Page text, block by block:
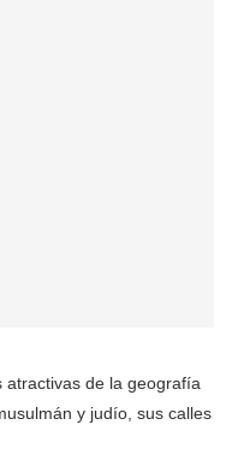
atractivas de la geografía
y judío, sus calles